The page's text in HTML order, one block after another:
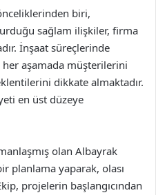
biri,
sağlam ilişkiler, firma
İnşaat süreçlerinde
her aşamada müşterilerini
dikkate almaktadır.
en üst düzeye
olan Albayrak
planlama yaparak, olası
projelerin başlangıcından